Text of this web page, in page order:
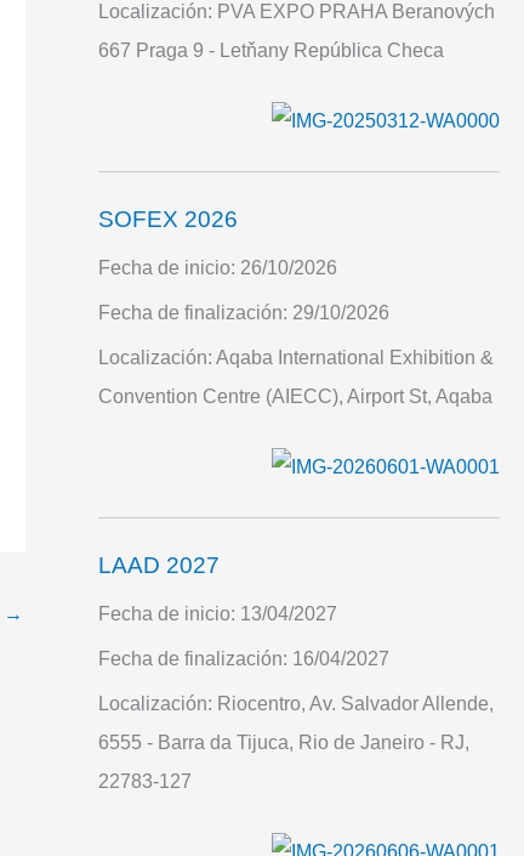
→
Localización: PVA EXPO PRAHA Beranových
667 Praga 9 - Letňany República Checa
SOFEX 2026
Fecha de inicio: 26/10/2026
Fecha de finalización: 29/10/2026
Localización: Aqaba International Exhibition &
Convention Centre (AIECC), Airport St, Aqaba
LAAD 2027
Fecha de inicio: 13/04/2027
Fecha de finalización: 16/04/2027
Localización: Riocentro, Av. Salvador Allende,
6555 - Barra da Tijuca, Rio de Janeiro - RJ,
22783-127